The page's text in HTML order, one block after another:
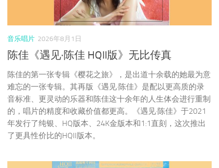
音乐唱片 2026年8月1日
陈佳《遇见·陈佳 HQII版》无比传真
陈佳的第一张专辑《樱花之旅》，是出道十余载的她最为意
难忘的一张专辑。其再版《遇见·陈佳》是配以更高质的录
音标准、更灵动的乐器和陈佳这十余年的人生体会进行重制
的，唱片的精度和收藏价值都更高。《遇见·陈佳》于2021
年发行了纯银、HQ版本、24K金版本和1:1直刻，这次推出
了更具性价比的HQII版本。